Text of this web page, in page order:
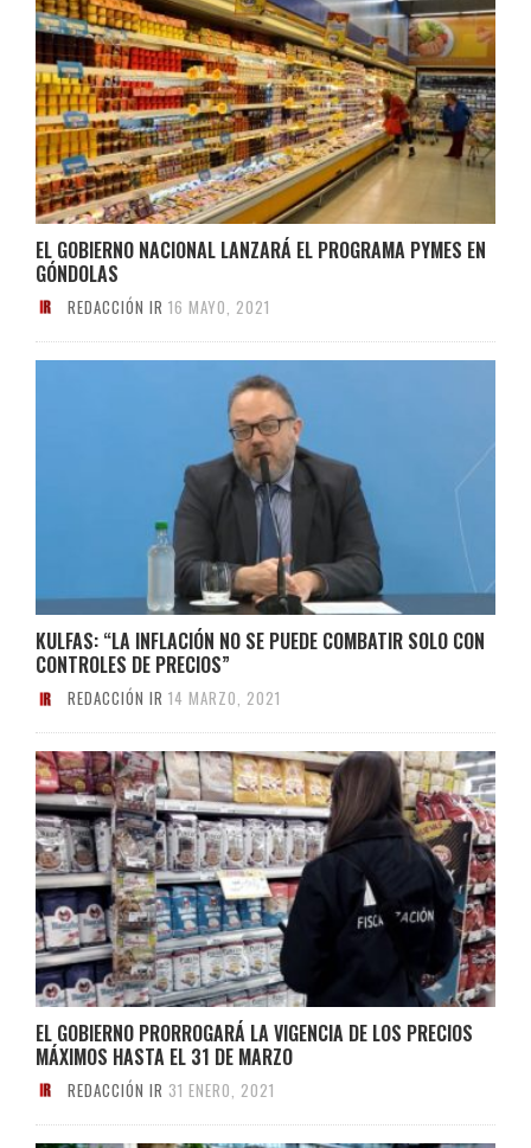
EL GOBIERNO NACIONAL LANZARÁ EL PROGRAMA PYMES EN
GÓNDOLAS
REDACCIÓN IR 16 MAYO, 2021
KULFAS: “LA INFLACIÓN NO SE PUEDE COMBATIR SOLO CON
CONTROLES DE PRECIOS”
REDACCIÓN IR 14 MARZO, 2021
EL GOBIERNO PRORROGARÁ LA VIGENCIA DE LOS PRECIOS
MÁXIMOS HASTA EL 31 DE MARZO
REDACCIÓN IR 31 ENERO, 2021